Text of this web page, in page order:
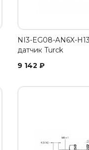
NI3-EG08-AN6X-
датчик Turck
9 142 ₽